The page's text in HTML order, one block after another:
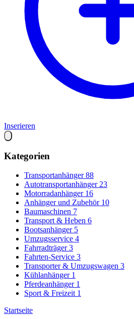
Inserieren
Kategorien
Transportanhänger 88
Autotransportanhänger 23
Motorradanhänger 16
Anhänger und Zubehör 10
Baumaschinen 7
Transport & Heben 6
Bootsanhänger 5
Umzugsservice 4
Fahrradträger 3
Fahrten-Service 3
Transporter & Umzugswagen 3
Kühlanhänger 1
Pferdeanhänger 1
Sport & Freizeit 1
Startseite